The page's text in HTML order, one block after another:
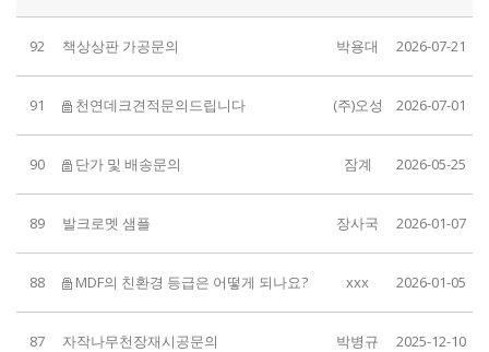
92 책상상판 가공문의 박용대 2026-07-21
91 천연데크견적문의드립니다 (주)오성 2026-07-01
90 단가 및 배송문의 잠계 2026-05-25
89 발크로멧 샘플 장사국 2026-01-07
88 MDF의 친환경 등급은 어떻게 되나요? xxx 2026-01-05
87 자작나무천장재시공문의 박병규 2025-12-10